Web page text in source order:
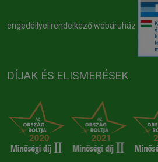
engedéllyel rendelkező webáruház
DÍJAK ÉS ELISMERÉSEK